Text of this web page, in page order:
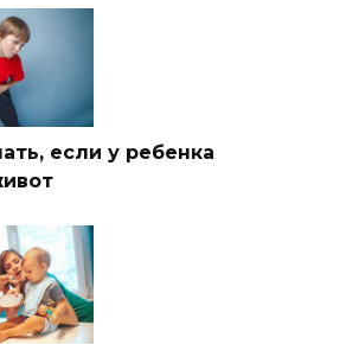
если у ребенка